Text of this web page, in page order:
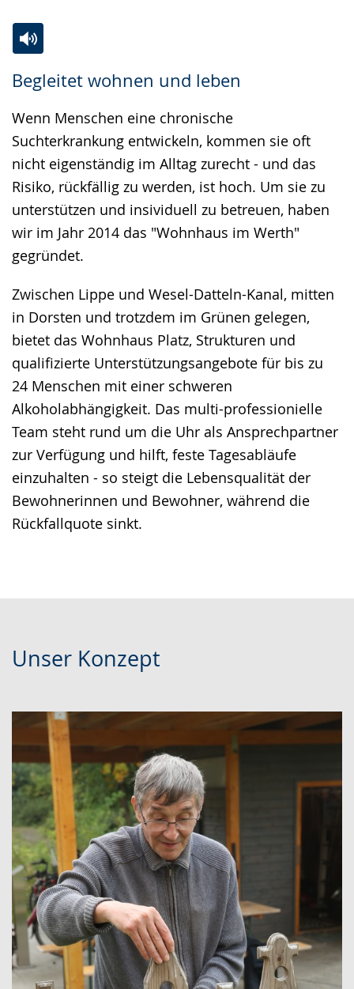
Begleitet wohnen und leben
Leichten
Sprache
wechseln.
Audio-
Unterstützung.
Video
in
Deutscher
Gebärdensprache
wird
angezeigt.
Wenn Menschen eine chronische
Suchterkrankung entwickeln, kommen sie oft
nicht eigenständig im Alltag zurecht - und das
Risiko, rückfällig zu werden, ist hoch. Um sie zu
unterstützen und insividuell zu betreuen, haben
wir im Jahr 2014 das "Wohnhaus im Werth"
gegründet.
Zwischen Lippe und Wesel-Datteln-Kanal, mitten
in Dorsten und trotzdem im Grünen gelegen,
bietet das Wohnhaus Platz, Strukturen und
qualifizierte Unterstützungsangebote für bis zu
24 Menschen mit einer schweren
Alkoholabhängigkeit. Das multi-professionielle
Team steht rund um die Uhr als Ansprechpartner
zur Verfügung und hilft, feste Tagesabläufe
einzuhalten - so steigt die Lebensqualität der
Bewohnerinnen und Bewohner, während die
Rückfallquote sinkt.
Unser Konzept